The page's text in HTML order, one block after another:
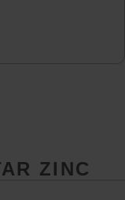
ZINC